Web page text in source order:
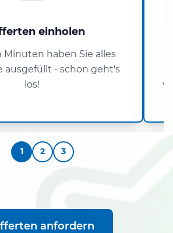
einholen
Minuten haben Sie alles
ausgefüllt - schon geht's
los!
1 2 3
anfordern